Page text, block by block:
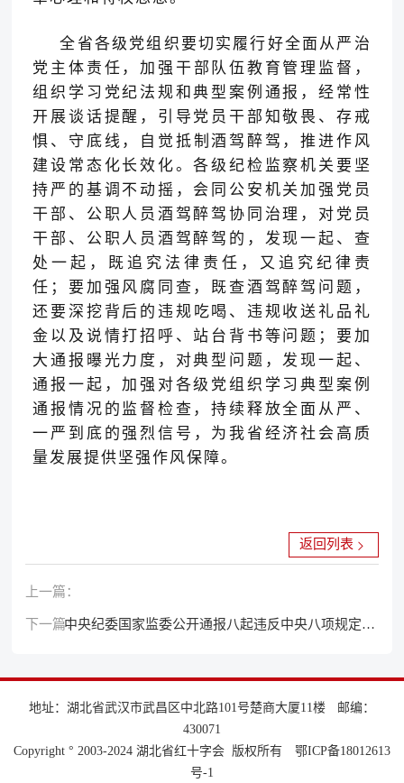
全省各级党组织要切实履行好全面从严治
党主体责任 ，加强干部队伍教育管理监督，
组织学习党纪法规和典型案例通报，经常性
开展谈话提醒，引导党员干部知敬畏、存戒
惧、守底线， 自觉抵制酒驾醉驾，推进作风
建设常态化长效化。各级纪检监察机关要 坚
持严的基调不动摇 ，会同公安机关加强党员
干部、公职人员酒驾醉驾协同治理， 对党 员
干部、公职人员酒驾醉驾的，发现一起、查
处一起，既追究法律责任，又追究纪律责
任；要加强风腐同查，既查酒驾醉驾问题，
还要深挖背后的违规吃喝、违规收送礼品礼
金以及说情打招呼、站台背书等问题 ； 要加
大通报曝光力度， 对典型问题，发现一起、
通报一起 ，加强对各级党组织学习典型案例
通报情况的监督检查，持续释放全面从严、
一严到底的强烈信号 ，为我省经济社会高质
量发展提供坚强作风保障。
上一篇：
下一篇：中央纪委国家监委公开通报八起违反中央八项规定精
返回列表
地址：湖北省武汉市武昌区中北路101号楚商大厦11楼
邮编：
430071
Copyright ° 2003-2024 湖北省红十字会 版权所有
鄂ICP备18012613
号-1